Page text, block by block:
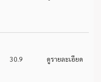
30.9 ดูรายละเอียด